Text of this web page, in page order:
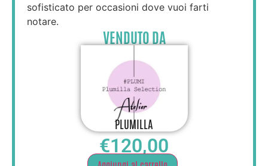
sofisticato per occasioni dove vuoi farti
notare.
VENDUTO DA
PLUMILLA
€120,00